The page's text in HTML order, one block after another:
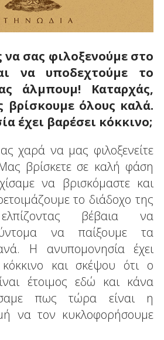
να σας φιλοξενούμε στο
να υποδεχτούμε το
άλμπουμ! Καταρχάς,
βρίσκουμε όλους καλά.
έχει βαρέσει κόκκινο;
χαρά να μας φιλοξενείτε
βρίσκετε σε καλή φάση
να βρισκόμαστε και
το διάδοχο της
βέβαια να
να παίξουμε τα
Η ανυπομονησία έχει
και σκέψου ότι ο
έτοιμος εδώ και κάνα
πως τώρα είναι η
να τον κυκλοφορήσουμε